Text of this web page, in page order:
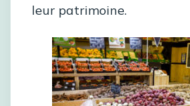
leur patrimoine.